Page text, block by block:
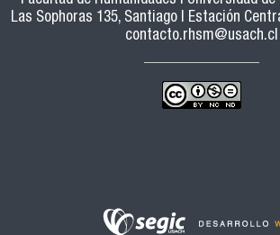
Las Sophoras 135, Santiago | Estación
contacto.rhsm@usach.cl